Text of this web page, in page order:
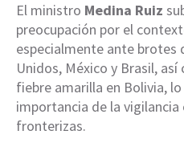
El ministro Medina Ruiz
preocupación por el
especialmente ante brotes
Unidos, México y Brasil,
fiebre amarilla en Bolivia,
importancia de la
fronterizas.